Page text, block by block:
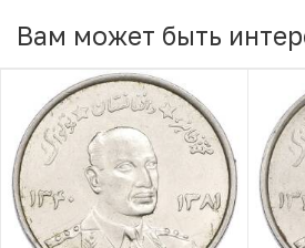
Вам может быть